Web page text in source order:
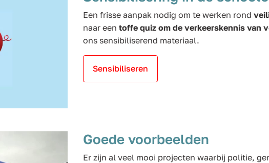
Een frisse aanpak nodig om te werken rond
naar een toffe quiz om de verkeerskennis van
ons sensibiliserend materiaal.
Sensibiliseren
Goede voorbeelden
Er zijn al veel mooi projecten waarbij politie,